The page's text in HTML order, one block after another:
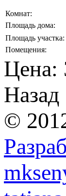
Комнат:
Площадь дома:
Площадь участка:
Помещения:
Цена:
Назад
©